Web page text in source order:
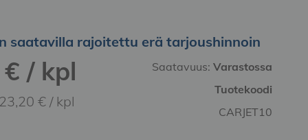
saatavilla rajoitettu erä tarjoushinnoin
/ kpl
23,20 € / kpl
Saatavuus: Varastossa
Tuotekoodi
CARJET10